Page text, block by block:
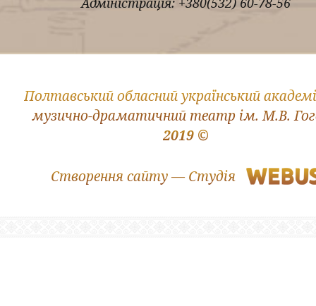
2019 ©
Полтавський обласний український
музично-драматичний театр ім. М.В.
Створення сайту — Студія